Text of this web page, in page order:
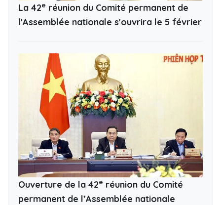
La 42e réunion du Comité permanent de
l'Assemblée nationale s'ouvrira le 5 février
Ouverture de la 42e réunion du Comité
permanent de l’Assemblée nationale